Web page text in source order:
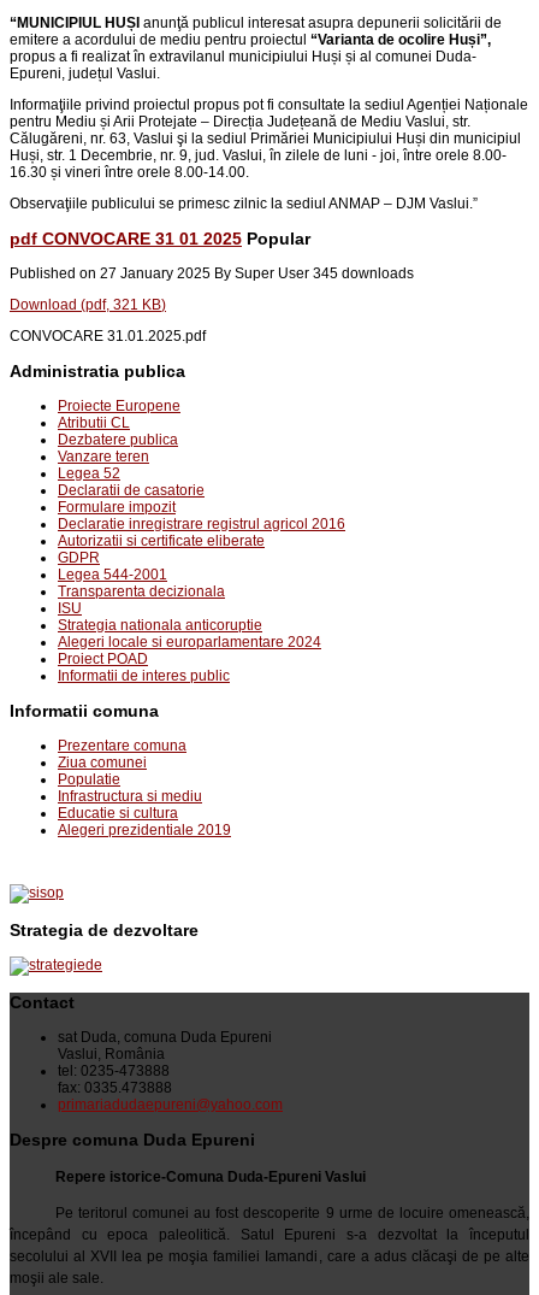
“MUNICIPIUL HUȘI anunţă publicul interesat asupra depunerii solicitării de
emitere a acordului de mediu pentru proiectul “Varianta de ocolire Huși”,
propus a fi realizat în extravilanul municipiului Huși și al comunei Duda-
Epureni, județul Vaslui.
Informaţiile privind proiectul propus pot fi consultate la sediul Agenției Naționale
pentru Mediu și Arii Protejate – Direcția Județeană de Mediu Vaslui, str.
Călugăreni, nr. 63, Vaslui şi la sediul Primăriei Municipiului Huși din municipiul
Huși, str. 1 Decembrie, nr. 9, jud. Vaslui, în zilele de luni - joi, între orele 8.00-
16.30 și vineri între orele 8.00-14.00.
Observaţiile publicului se primesc zilnic la sediul ANMAP – DJM Vaslui.”
pdf CONVOCARE 31 01 2025 Popular
Published on 27 January 2025 By Super User 345 downloads
Download (pdf, 321 KB)
CONVOCARE 31.01.2025.pdf
Administratia publica
Proiecte Europene
Atributii CL
Dezbatere publica
Vanzare teren
Legea 52
Declaratii de casatorie
Formulare impozit
Declaratie inregistrare registrul agricol 2016
Autorizatii si certificate eliberate
GDPR
Legea 544-2001
Transparenta decizionala
ISU
Strategia nationala anticoruptie
Alegeri locale si europarlamentare 2024
Proiect POAD
Informatii de interes public
Informatii comuna
Prezentare comuna
Ziua comunei
Populatie
Infrastructura si mediu
Educatie si cultura
Alegeri prezidentiale 2019
Strategia de dezvoltare
Contact
sat Duda, comuna Duda Epureni
Vaslui, România
tel: 0235-473888
fax: 0335.473888
primariadudaepureni@yahoo.com
Despre comuna Duda Epureni
Repere istorice-Comuna Duda-Epureni Vaslui
Pe teritorul comunei au fost descoperite 9 urme de locuire omenească,
începând cu epoca paleolitică. Satul Epureni s-a dezvoltat la începutul
secolului al XVII lea pe moşia familiei Iamandi, care a adus clăcaşi de pe alte
moşii ale sale.